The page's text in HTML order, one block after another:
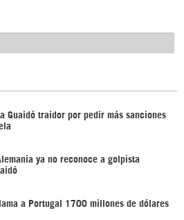
Guaidó traidor por pedir más sanciones
ya no reconoce a golpista
a Portugal 1700 millones de dólares